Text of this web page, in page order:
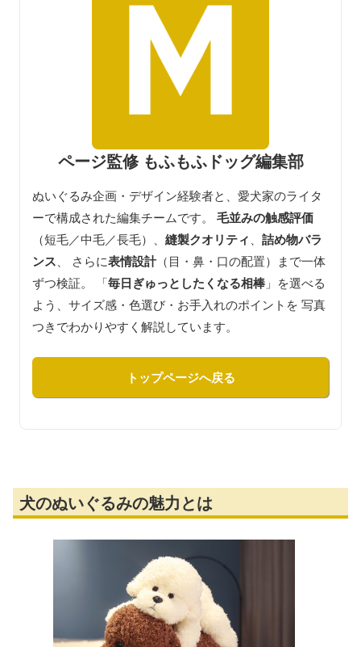
ページ監修 もふもふドッグ編集部
ぬいぐるみ企画・デザイン経験者と、愛犬家のライタ
ーで構成された編集チームです。 毛並みの触感評価
（短毛／中毛／長毛）、 縫製クオリティ
詰め物バラ
ンス 、 さらに表情設計（目・鼻・口の配置）まで一体
ずつ検証。 「毎日ぎゅっとしたくなる相棒 」を選べる
よう、サイズ感・色選び・お手入れのポイントを 写真
つきでわかりやすく解説しています。
トップページへ戻る
犬のぬいぐるみの魅力とは